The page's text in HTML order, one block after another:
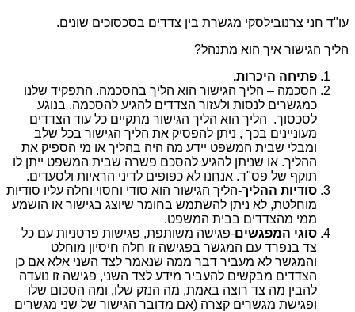
חני צרנובילסקי מגשרת בין צדדים בסכסוכים שונים.
הגישור איך הוא מתנהל?
פתיחה היכרות.
הסכמה – הליך הגישור הוא הליך בהסכמה. התפקיד שלנו
כמגשרים לנסות ולעזור הצדדים להגיע להסכמה. בנוגע
לסכסוך. הליך הוא הליך הגישור מתקיים כל עוד הצדדים
מעוניינים בכך , ניתן להפסיק את הליך הגישור בכל שלב
ומבלי שבית המשפט יידע מה היה בהליך או מי הספיק את
ההליך. או שניתן להגיע להסכם פשרה שבית המשפט ייתן לו
תוקף של פס"ד. אנחנו לא כפופים לדיני הראיות ולסעדים.
סודיות ההליך-הליך הגישור הוא סודי וחסוי וחלה עליו סודיות
מוחלטת, לא ניתן להשתמש בחומר שיוצג בגישור או הושמע
ממי מהצדדים בבית המשפט.
סוגי המפגשים-פגישה משותפת, פגישות פרטניות עם כל
צד בנפרד עם המגשר בפגישה זו חלה חיסיון מוחלט
והמגשר לא מעביר דבר ממה שנאמר לצד השני אלא אם כן
הצדדים מבקשים להעביר מידע לצד השני, פגישה זו נועדה
להבין מה צד רוצה באמת, מה הנזק שלו, ומה הסכום שלו
ופגישת מגשרים קצרה (אם מדובר הגישור של שני מגשרים